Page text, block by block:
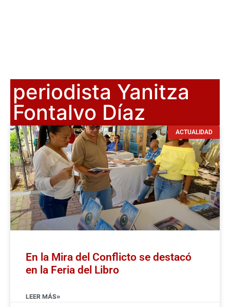
periodista Yanitza
Fontalvo Díaz
ACTUALIDAD
En la Mira del Conflicto se destacó
en la Feria del Libro
LEER MÁS»